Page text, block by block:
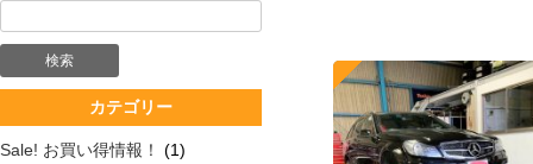
カテゴリー
Sale! お買い得情報！
(1)